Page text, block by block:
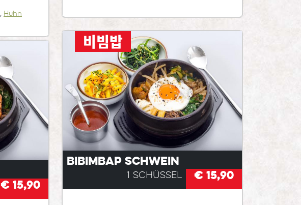
, Huhn
비빔밥
Bibimbap Schwein
1 Schüssel € 15,90
€ 15,90